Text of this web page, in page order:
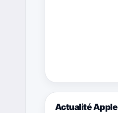
Actualité Apple